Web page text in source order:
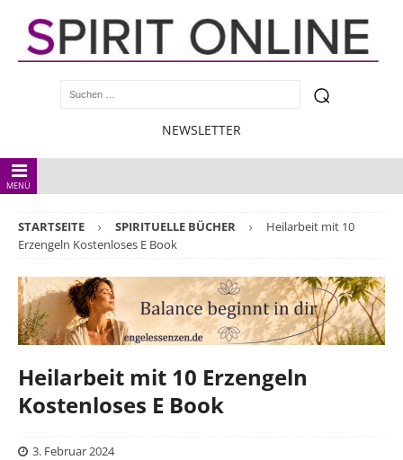
NEWSLETTER
MENÜ
STARTSEITE SPIRITUELLE BÜCHER
Heilarbeit mit 10
Erzengeln Kostenloses E Book
Heilarbeit mit 10 Erzengeln
Kostenloses E Book
3. Februar 2024